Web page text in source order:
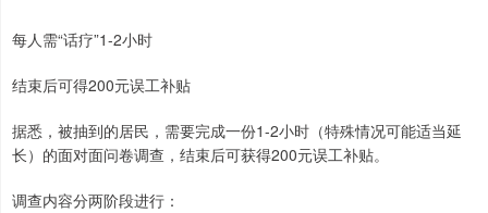
每人需“话疗”1-2小时
结束后可得200元误工补贴
据悉，被抽到的居民，需要完成一份1-2小时（特殊情况可能适当延
长）的面对面问卷调查，结束后可获得200元误工补贴。
调查内容分两阶段进行：